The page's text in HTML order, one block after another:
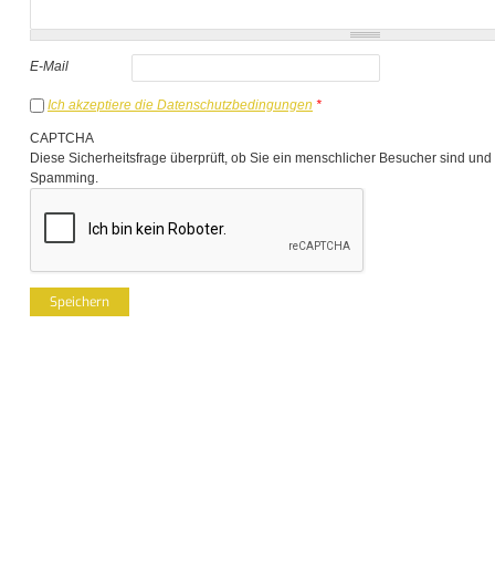
E-Mail
Ich akzeptiere die Datenschutzbedingungen *
CAPTCHA
Diese Sicherheitsfrage überprüft, ob Sie ein menschlicher Besucher sind
Spamming.